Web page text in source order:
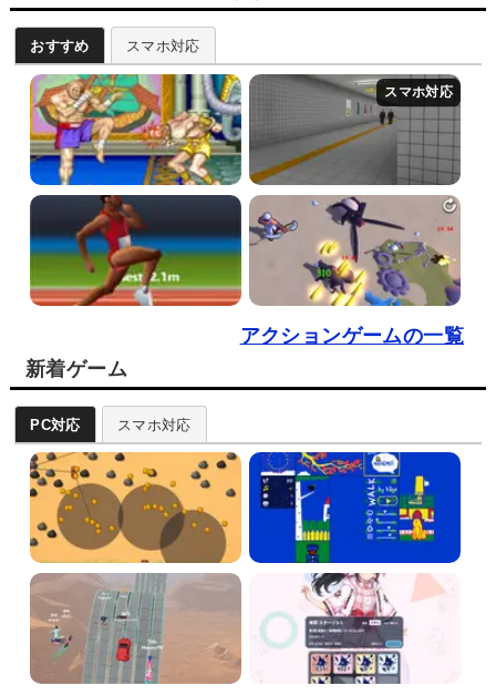
おすすめ スマホ対応
アクションゲームの一覧
新着ゲーム
PC対応 スマホ対応